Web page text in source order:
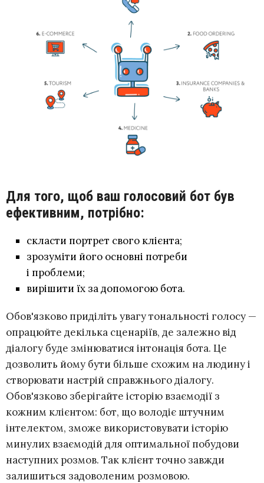
Для того, щоб ваш голосовий бот був
ефективним, потрібно:
скласти портрет свого клієнта;
зрозуміти його основні потреби
і проблеми;
вирішити їх за допомогою бота.
Обов'язково приділіть увагу тональності голосу —
опрацюйте декілька сценаріїв, де залежно від
діалогу буде змінюватися інтонація бота. Це
дозволить йому бути більше схожим на людину і
створювати настрій справжнього діалогу.
Обов'язково зберігайте історію взаємодії з
кожним клієнтом: бот, що володіє штучним
інтелектом, зможе використовувати історію
минулих взаємодій для оптимальної побудови
наступних розмов. Так клієнт точно завжди
залишиться задоволеним розмовою.